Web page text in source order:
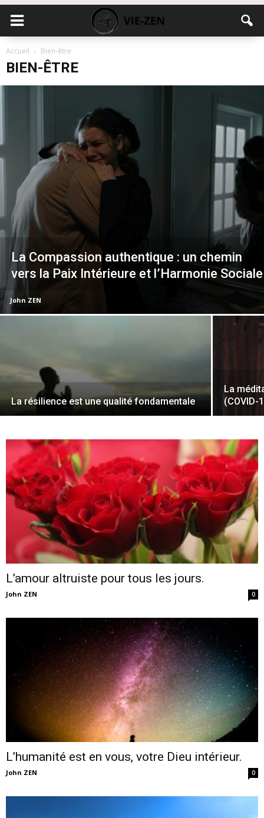
Accueil Bien-être
BIEN-ÊTRE
La Compassion authentique : un chemin
vers la Paix Intérieure et l’Harmonie Sociale
John ZEN
La résilience est une qualité fondamentale
La
(COVID-
L’amour altruiste pour tous les jours.
John ZEN 0
L’humanité est en vous, votre Dieu intérieur.
John ZEN 0